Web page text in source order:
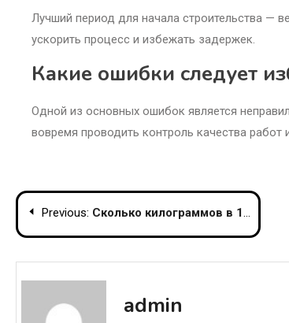
Лучший период для начала строительства —
ускорить процесс и избежать задержек.
Какие ошибки следует
Одной из основных ошибок является
вовремя проводить контроль качества
Post
navigation
Previous: Сколько килограммов в 1 литре бензина
admin